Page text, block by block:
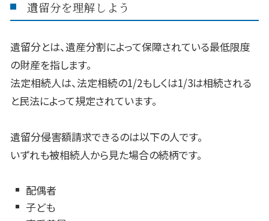
遺留分を理解しよう
遺留分とは、遺産分割によって保障されている最低限度
の財産を指します。
法定相続人は、法定相続の1/2もしくは1/3は相続される
と民法によって規定されています。
遺留分侵害額請求できるのは以下の人です。
いずれも被相続人から見た場合の続柄です。
配偶者
子ども